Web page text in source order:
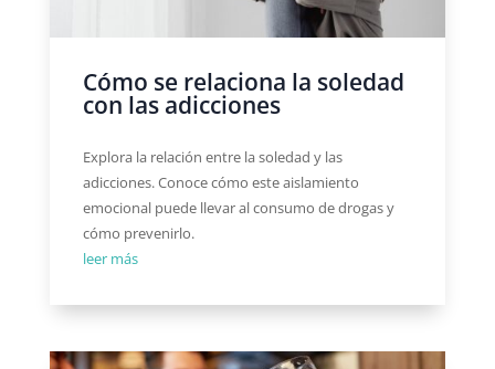
Cómo se relaciona la soledad
con las adicciones
Explora la relación entre la soledad y las
adicciones. Conoce cómo este aislamiento
emocional puede llevar al consumo de drogas y
cómo prevenirlo.
leer más